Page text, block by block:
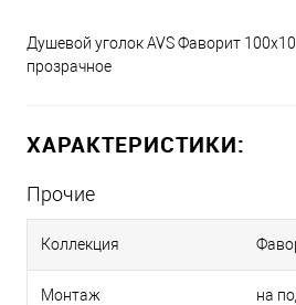
Душевой уголок AVS Фаворит
прозрачное
ХАРАКТЕРИСТИКИ:
Прочие
Коллекция
Монтаж на